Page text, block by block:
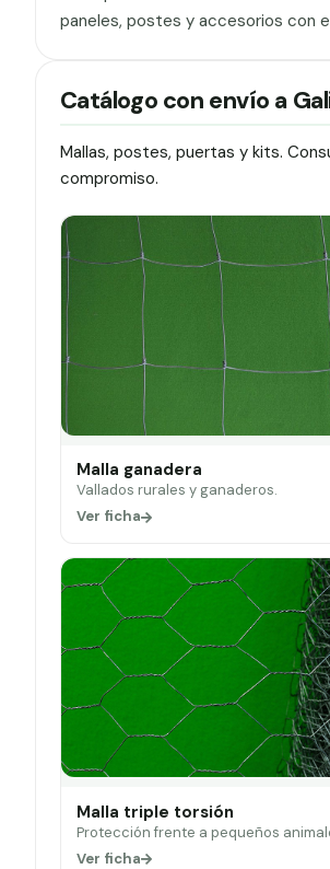
paneles, postes y accesorios con
Catálogo con envío a
Mallas, postes, puertas y kits.
compromiso.
Malla ganadera
Vallados rurales y ganaderos.
Ver ficha
Malla triple torsión
Protección frente a pequeños
Ver ficha